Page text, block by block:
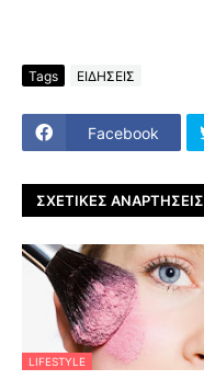
Tags ΕΙΔΗΣΕΙΣ
Facebook
ΣΧΕΤΙΚΈΣ ΑΝΑΡΤΉΣΕΙΣ
LIFESTYLE